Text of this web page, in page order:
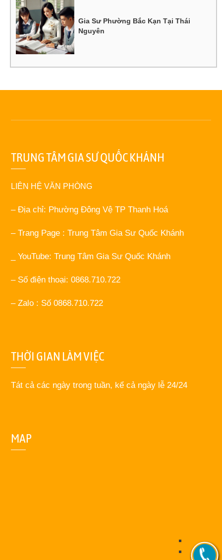
Gia Sư Phường Bắc Kạn Tại Thái
Nguyên
TRUNG TÂM GIA SƯ QUỐC KHÁNH
LIÊN HỆ VĂN PHÒNG
– Địa chỉ: Phường Đông Vệ TP Thanh Hoá
– Trang Page : Trung Tâm Gia Sư Quốc Khánh
_ YouTube: Trung Tâm Gia Sư Quốc Khánh
– Số điện thoại: 0868.710.722
– Zalo : Số 0868.710.722
THỜI GIAN LÀM VIỆC
Tát cả các ngày trong tuần, kể cả ngày lễ 24/24
MAP